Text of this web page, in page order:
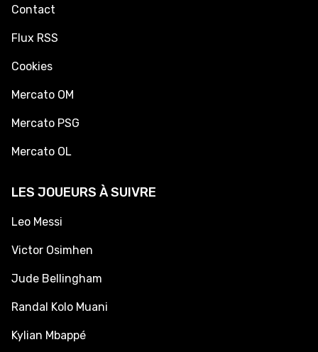
Contact
Flux RSS
Cookies
Mercato OM
Mercato PSG
Mercato OL
LES JOUEURS À SUIVRE
Leo Messi
Victor Osimhen
Jude Bellingham
Randal Kolo Muani
Kylian Mbappé